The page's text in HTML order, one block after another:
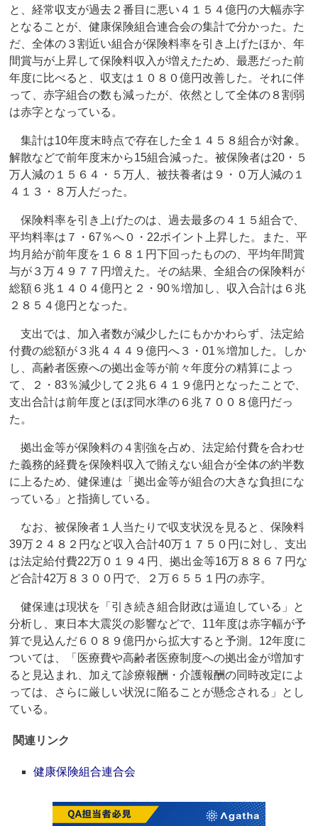
と、経常収支が過去２番目に悪い４１５４億円の大幅赤字
となることが、健康保険組合連合会の集計で分かった。た
だ、全体の３割近い組合が保険料率を引き上げたほか、年
間賞与が上昇して保険料収入が増えたため、最悪だった前
年度に比べると、収支は１０８０億円改善した。それに伴
って、赤字組合の数も減ったが、依然として全体の８割弱
は赤字となっている。
集計は10年度末時点で存在した全１４５８組合が対象。
解散などで前年度末から15組合減った。被保険者は20・５
万人減の１５６４・５万人、被扶養者は９・０万人減の１
４１３・８万人だった。
保険料率を引き上げたのは、過去最多の４１５組合で、
平均料率は７・67％へ０・22ポイント上昇した。また、平
均月給が前年度を１６８１円下回ったものの、平均年間賞
与が３万４９７７円増えた。その結果、全組合の保険料が
総額６兆１４０４億円と２・90％増加し、収入合計は６兆
２８５４億円となった。
支出では、加入者数が減少したにもかかわらず、法定給
付費の総額が３兆４４４９億円へ３・01％増加した。しか
し、高齢者医療への拠出金等が前々年度分の精算によっ
て、２・83％減少して２兆６４１９億円となったことで、
支出合計は前年度とほぼ同水準の６兆７００８億円だっ
た。
拠出金等が保険料の４割強を占め、法定給付費を合わせ
た義務的経費を保険料収入で賄えない組合が全体の約半数
に上るため、健保連は「拠出金等が組合の大きな負担にな
っている」と指摘している。
なお、被保険者１人当たりで収支状況を見ると、保険料
39万２４８２円など収入合計40万１７５０円に対し、支出
は法定給付費22万０１９４円、拠出金等16万８８６７円な
ど合計42万８３００円で、２万６５５１円の赤字。
健保連は現状を「引き続き組合財政は逼迫している」と
分析し、東日本大震災の影響などで、11年度は赤字幅が予
算で見込んだ６０８９億円から拡大すると予測。12年度に
ついては、「医療費や高齢者医療制度への拠出金が増加す
ると見込まれ、加えて診療報酬・介護報酬の同時改定によ
っては、さらに厳しい状況に陥ることが懸念される」とし
ている。
関連リンク
健康保険組合連合会